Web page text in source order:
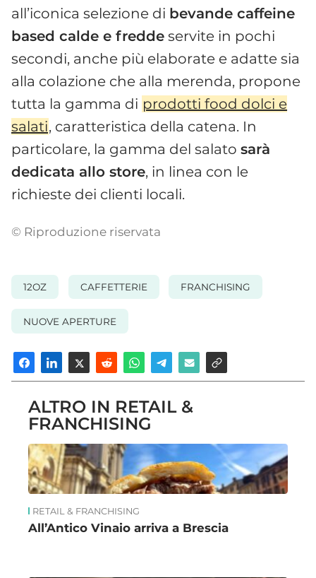
all’iconica selezione di bevande caffeine
based calde e fredde servite in pochi
secondi, anche più elaborate e adatte sia
alla colazione che alla merenda, propone
tutta la gamma di prodotti food dolci e
salati, caratteristica della catena. In
particolare, la gamma del salato sarà
dedicata allo store, in linea con le
richieste dei clienti locali.
© Riproduzione riservata
12OZ CAFFETTERIE FRANCHISING
NUOVE APERTURE
ALTRO IN RETAIL &
FRANCHISING
RETAIL & FRANCHISING
All’Antico Vinaio arriva a Brescia